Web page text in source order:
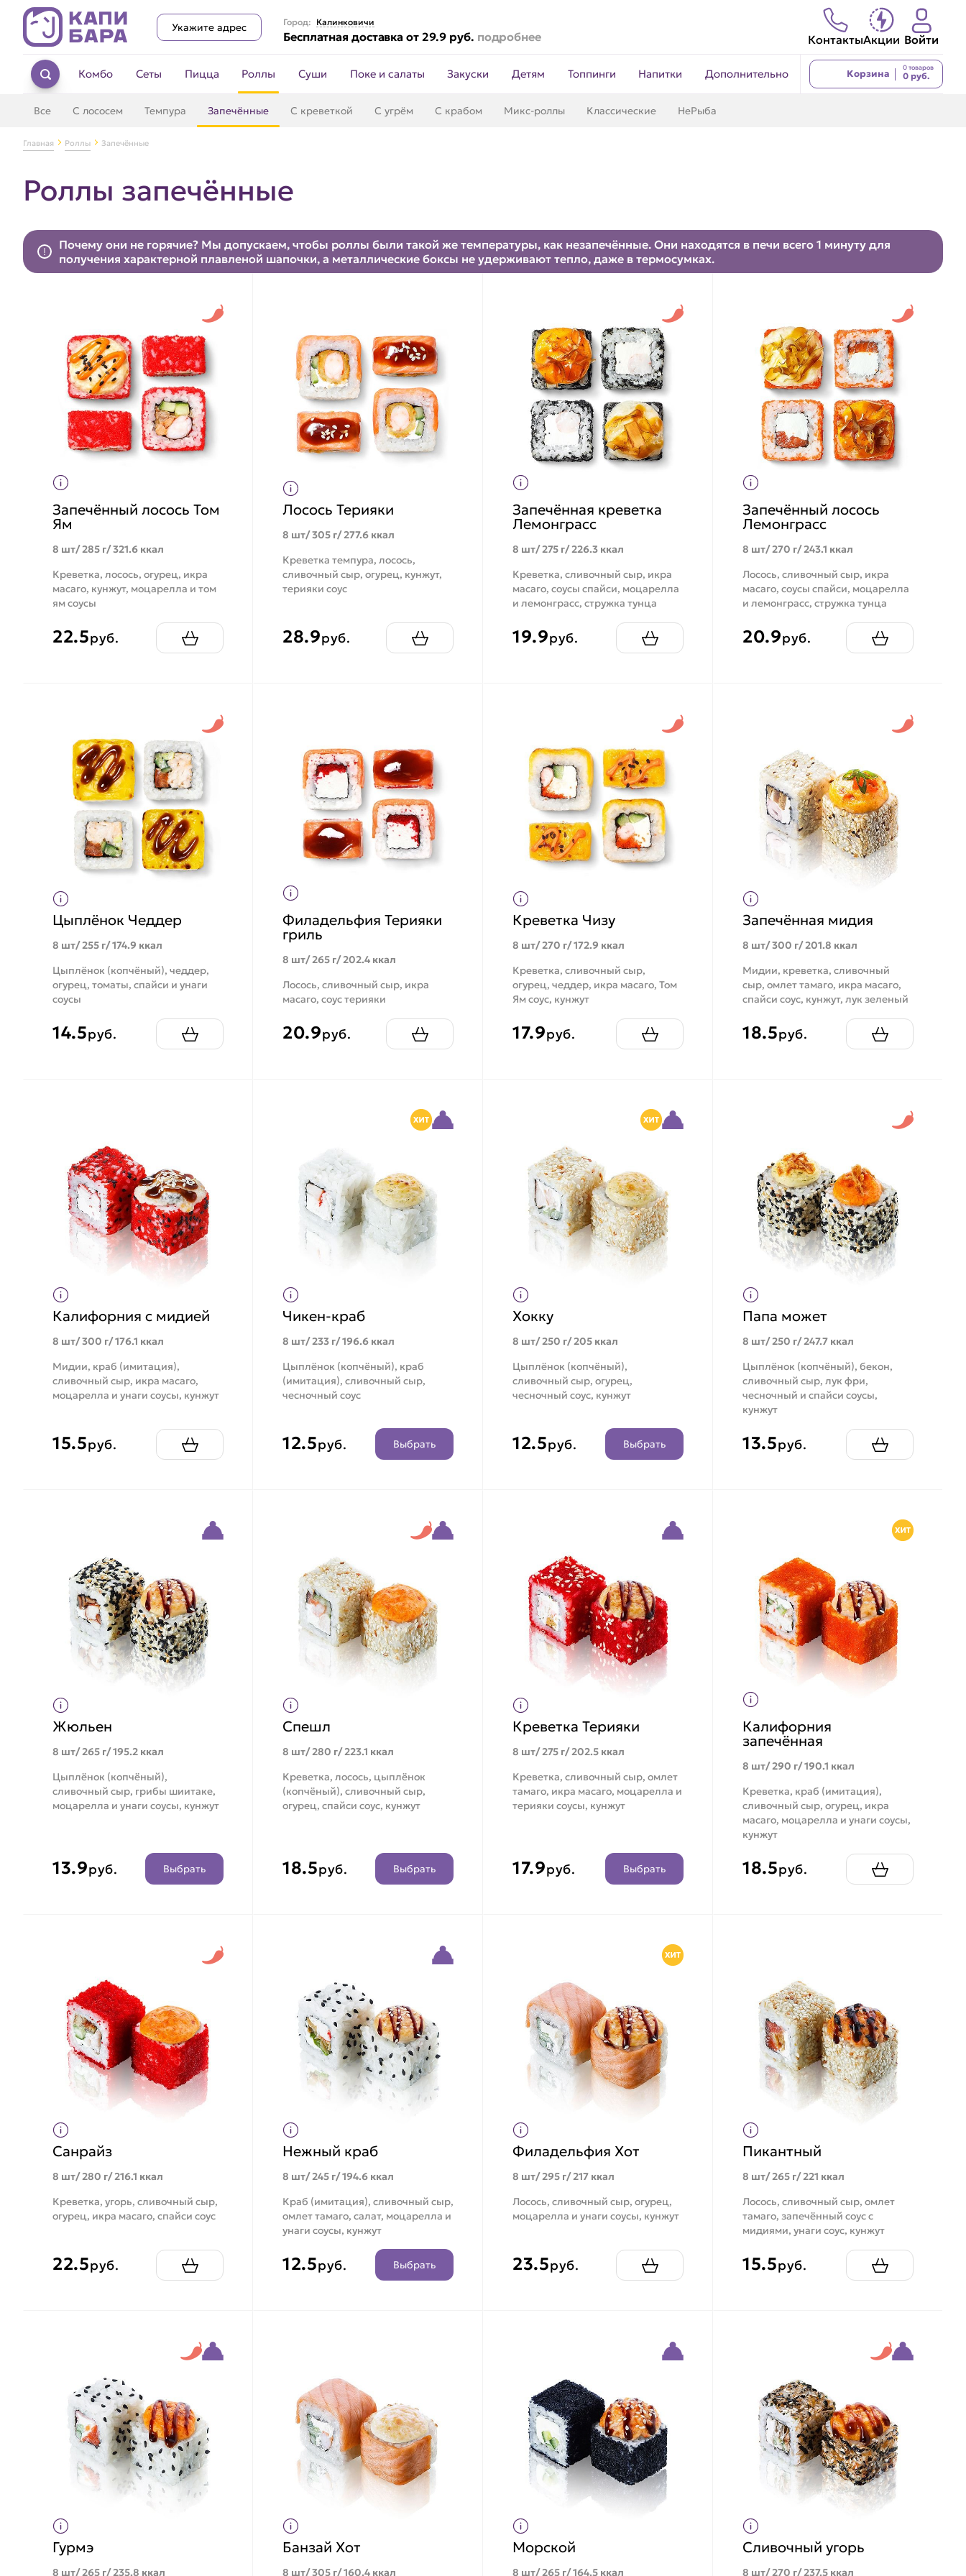
Укажите адрес Город: Калинковичи
Бесплатная доставка от 29.9 руб. подробнее КонтактыАкции Войти
Комбо Сеты Пицца Роллы Суши Поке и салаты Закуски Детям Топпинги Напитки Дополнительно Корзина
0 товаров
0 руб.
Все С лососем Темпура Запечённые С креветкой С угрём С крабом Микс-роллы Классические НеРыба
Главная Роллы Запечённые
Роллы запечённые
Почему они не горячие? Мы допускаем, чтобы роллы были такой же температуры, как незапечённые. Они находятся в печи всего 1 минуту для
получения характерной плавленой шапочки, а металлические боксы не удерживают тепло, даже в термосумках.
Запечённый лосось Том
Ям
8 шт/ 285 г/ 321.6 ккал
Креветка, лосось, огурец, икра
масаго, кунжут, моцарелла и том
ям соусы
22.5руб.
Лосось Терияки
8 шт/ 305 г/ 277.6 ккал
Креветка темпура, лосось,
сливочный сыр, огурец, кунжут,
терияки соус
28.9руб.
Запечённая креветка
Лемонграсс
8 шт/ 275 г/ 226.3 ккал
Креветка, сливочный сыр, икра
масаго, соусы спайси, моцарелла
и лемонграсс, стружка тунца
19.9руб.
Запечённый лосось
Лемонграсс
8 шт/ 270 г/ 243.1 ккал
Лосось, сливочный сыр, икра
масаго, соусы спайси, моцарелла
и лемонграсс, стружка тунца
20.9руб.
Цыплёнок Чеддер
8 шт/ 255 г/ 174.9 ккал
Цыплёнок (копчёный), чеддер,
огурец, томаты, спайси и унаги
соусы
14.5руб.
Филадельфия Терияки
гриль
8 шт/ 265 г/ 202.4 ккал
Лосось, сливочный сыр, икра
масаго, соус терияки
20.9руб.
Креветка Чизу
8 шт/ 270 г/ 172.9 ккал
Креветка, сливочный сыр,
огурец, чеддер, икра масаго, Том
Ям соус, кунжут
17.9руб.
Запечённая мидия
8 шт/ 300 г/ 201.8 ккал
Мидии, креветка, сливочный
сыр, омлет тамаго, икра масаго,
спайси соус, кунжут, лук зеленый
18.5руб.
Калифорния с мидией
8 шт/ 300 г/ 176.1 ккал
Мидии, краб (имитация),
сливочный сыр, икра масаго,
моцарелла и унаги соусы, кунжут
15.5руб.
Чикен-краб
8 шт/ 233 г/ 196.6 ккал
Цыплёнок (копчёный), краб
(имитация), сливочный сыр,
чесночный соус
12.5руб. Выбрать
Хокку
8 шт/ 250 г/ 205 ккал
Цыплёнок (копчёный),
сливочный сыр, огурец,
чесночный соус, кунжут
12.5руб. Выбрать
Папа может
8 шт/ 250 г/ 247.7 ккал
Цыплёнок (копчёный), бекон,
сливочный сыр, лук фри,
чесночный и спайси соусы,
кунжут
13.5руб.
Жюльен
8 шт/ 265 г/ 195.2 ккал
Цыплёнок (копчёный),
сливочный сыр, грибы шиитаке,
моцарелла и унаги соусы, кунжут
13.9руб. Выбрать
Спешл
8 шт/ 280 г/ 223.1 ккал
Креветка, лосось, цыплёнок
(копчёный), сливочный сыр,
огурец, спайси соус, кунжут
18.5руб. Выбрать
Креветка Терияки
8 шт/ 275 г/ 202.5 ккал
Креветка, сливочный сыр, омлет
тамаго, икра масаго, моцарелла и
терияки соусы, кунжут
17.9руб. Выбрать
Калифорния
запечённая
8 шт/ 290 г/ 190.1 ккал
Креветка, краб (имитация),
сливочный сыр, огурец, икра
масаго, моцарелла и унаги соусы,
кунжут
18.5руб.
Санрайз
8 шт/ 280 г/ 216.1 ккал
Креветка, угорь, сливочный сыр,
огурец, икра масаго, спайси соус
22.5руб.
Нежный краб
8 шт/ 245 г/ 194.6 ккал
Краб (имитация), сливочный сыр,
омлет тамаго, салат, моцарелла и
унаги соусы, кунжут
12.5руб. Выбрать
Филадельфия Хот
8 шт/ 295 г/ 217 ккал
Лосось, сливочный сыр, огурец,
моцарелла и унаги соусы, кунжут
23.5руб.
Пикантный
8 шт/ 265 г/ 221 ккал
Лосось, сливочный сыр, омлет
тамаго, запечённый соус с
мидиями, унаги соус, кунжут
15.5руб.
Гурмэ
8 шт/ 265 г/ 235.8 ккал
Банзай Хот
8 шт/ 305 г/ 160.4 ккал
Морской
8 шт/ 265 г/ 164.5 ккал
Сливочный угорь
8 шт/ 270 г/ 237.5 ккал